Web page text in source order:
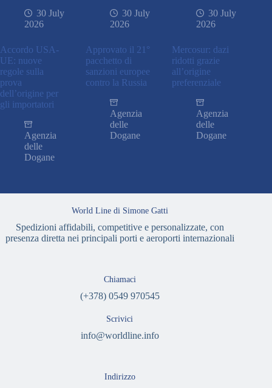
30 July
2026
Accordo USA-
UE: nuove
regole sulla
prova
dell’origine per
gli importatori
Agenzia
delle
Dogane
30 July
2026
Approvato il 21°
pacchetto di
sanzioni europee
contro la Russia
Agenzia
delle
Dogane
30 July
2026
Mercosur: dazi
ridotti grazie
all’origine
preferenziale
Agenzia
delle
Dogane
World Line di Simone Gatti
Spedizioni affidabili, competitive e personalizzate, con
presenza diretta nei principali porti e aeroporti internazionali
Chiamaci
(+378) 0549 970545
Scrivici
info@worldline.info
Indirizzo